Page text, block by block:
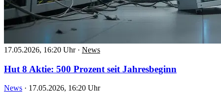
17.05.2026, 16:20 Uhr · News
Hut 8 Aktie: 500 Prozent seit Jahresbeginn
News · 17.05.2026, 16:20 Uhr